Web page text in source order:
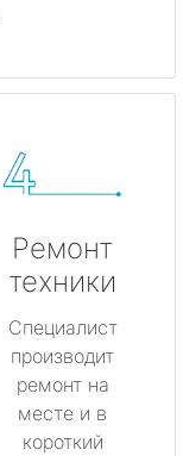
Ремонт
техники
Специалист
производит
ремонт на
месте и в
короткий